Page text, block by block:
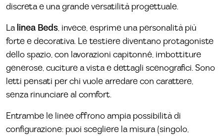
discreta e una grande versatilità progettuale.
La linea Beds, invece, esprime una personalità più
forte e decorativa. Le testiere diventano protagoniste
dello spazio, con lavorazioni capitonné, imbottiture
generose, cuciture a vista e dettagli scenografici. Sono
letti pensati per chi vuole arredare con carattere,
senza rinunciare al comfort.
Entrambe le linee offrono ampia possibilità di
configurazione: puoi scegliere la misura (singolo,